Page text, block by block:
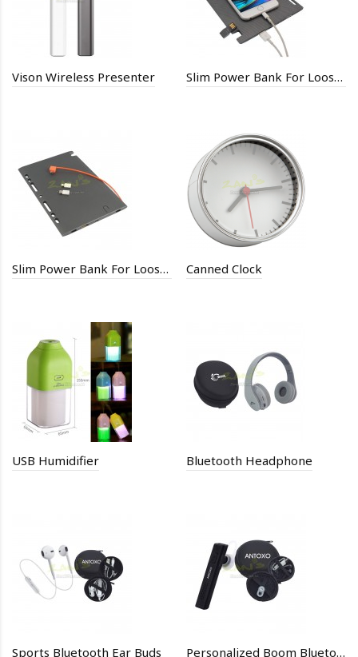
Vison Wireless Presenter Slim Power Bank For Loose-leaf Notebook
Slim Power Bank For Loose-leaf Notebook Canned Clock
USB Humidifier Bluetooth Headphone
Sports Bluetooth Ear Buds Personalized Boom Bluetooth